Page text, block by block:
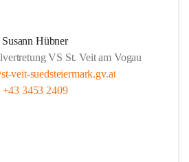
Susann Hübner
VS St. Veit am Vogau
veit-suedsteiermark.gv.at
+43 3453 2409